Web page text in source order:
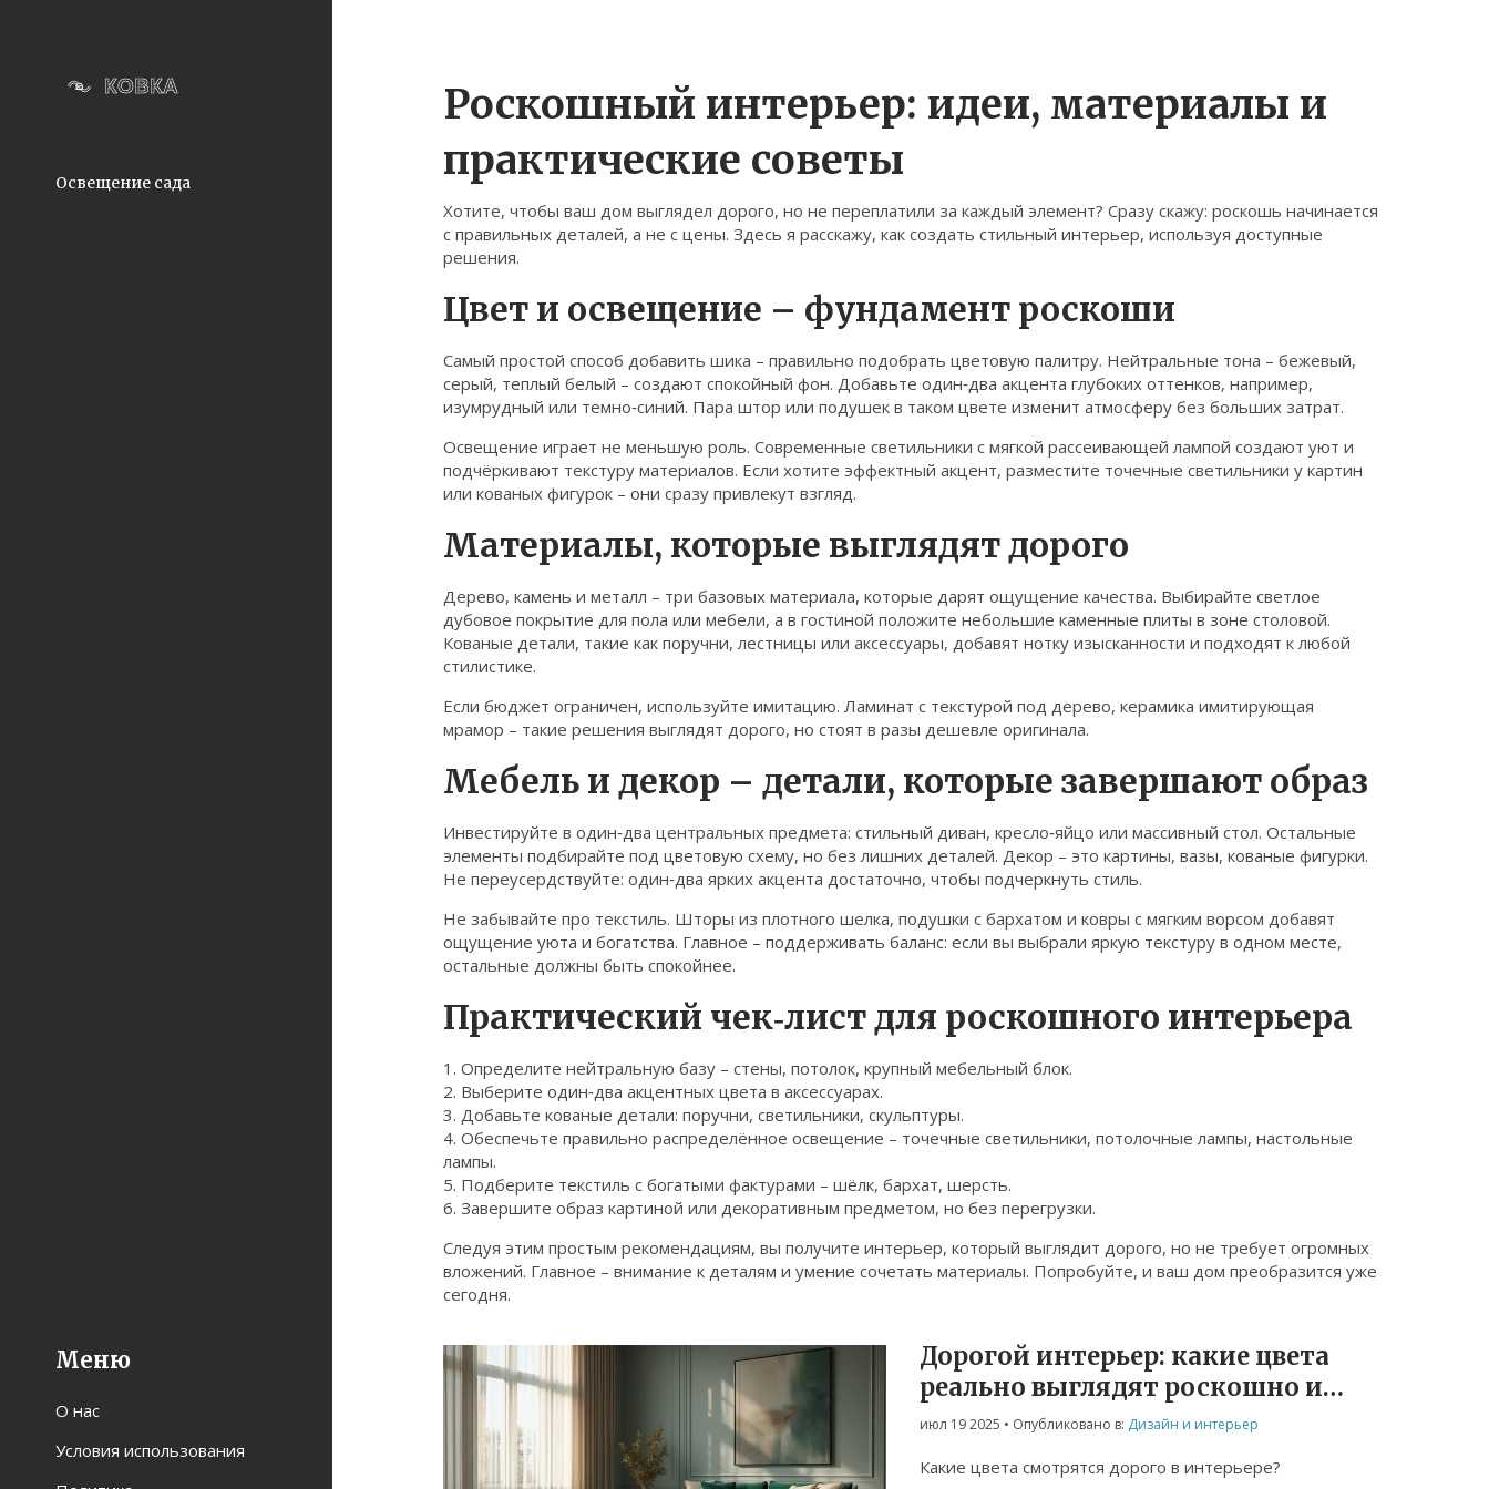
Освещение сада
Меню
О нас
Условия использования
Роскошный интерьер: идеи, материалы и
практические советы
Хотите, чтобы ваш дом выглядел дорого, но не переплатили за каждый элемент? Сразу скажу: роскошь начинается
с правильных деталей, а не с цены. Здесь я расскажу, как создать стильный интерьер, используя доступные
решения.
Цвет и освещение – фундамент роскоши
Самый простой способ добавить шика – правильно подобрать цветовую палитру. Нейтральные тона – бежевый,
серый, теплый белый – создают спокойный фон. Добавьте один‑два акцента глубоких оттенков, например,
изумрудный или темно‑синий. Пара штор или подушек в таком цвете изменит атмосферу без больших затрат.
Освещение играет не меньшую роль. Современные светильники с мягкой рассеивающей лампой создают уют и
подчёркивают текстуру материалов. Если хотите эффектный акцент, разместите точечные светильники у картин
или кованых фигурок – они сразу привлекут взгляд.
Материалы, которые выглядят дорого
Дерево, камень и металл – три базовых материала, которые дарят ощущение качества. Выбирайте светлое
дубовое покрытие для пола или мебели, а в гостиной положите небольшие каменные плиты в зоне столовой.
Кованые детали, такие как поручни, лестницы или аксессуары, добавят нотку изысканности и подходят к любой
стилистике.
Если бюджет ограничен, используйте имитацию. Ламинат с текстурой под дерево, керамика имитирующая
мрамор – такие решения выглядят дорого, но стоят в разы дешевле оригинала.
Мебель и декор – детали, которые завершают образ
Инвестируйте в один‑два центральных предмета: стильный диван, кресло‑яйцо или массивный стол. Остальные
элементы подбирайте под цветовую схему, но без лишних деталей. Декор – это картины, вазы, кованые фигурки.
Не переусердствуйте: один‑два ярких акцента достаточно, чтобы подчеркнуть стиль.
Не забывайте про текстиль. Шторы из плотного шелка, подушки с бархатом и ковры с мягким ворсом добавят
ощущение уюта и богатства. Главное – поддерживать баланс: если вы выбрали яркую текстуру в одном месте,
остальные должны быть спокойнее.
Практический чек‑лист для роскошного интерьера
1. Определите нейтральную базу – стены, потолок, крупный мебельный блок.
2. Выберите один‑два акцентных цвета в аксессуарах.
3. Добавьте кованые детали: поручни, светильники, скульптуры.
4. Обеспечьте правильно распределённое освещение – точечные светильники, потолочные лампы, настольные
лампы.
5. Подберите текстиль с богатыми фактурами – шёлк, бархат, шерсть.
6. Завершите образ картиной или декоративным предметом, но без перегрузки.
Следуя этим простым рекомендациям, вы получите интерьер, который выглядит дорого, но не требует огромных
вложений. Главное – внимание к деталям и умение сочетать материалы. Попробуйте, и ваш дом преобразится уже
сегодня.
Дорогой интерьер: какие цвета
реально выглядят роскошно и
стильно
июл 19 2025 • Опубликовано в: Дизайн и интерьер
Какие цвета смотрятся дорого в интерьере?